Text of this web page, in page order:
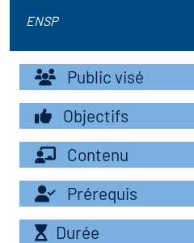
clés métiers et
lieu d'information ou
des métiers en
des transitions
de l'Economie
Solidaire (ESS)
du secteur sanitaire
ENSP
Public visé
Objectifs
Contenu
Prérequis
Durée